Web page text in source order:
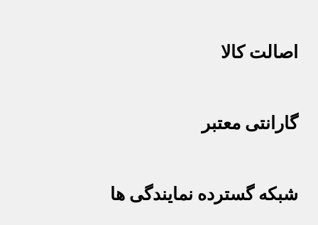
اصالت کالا
گارانتی معتبر
شبکه گسترده نمایندگی ها